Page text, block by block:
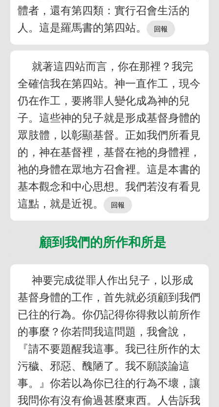
體者，還有第四類：實行召會生活的
人。這是羅馬書的第四站。
就著這四站而言，你在那裡？我完
全確信我在第四站。神一直作工，現今
仍在作工，要將罪人變化成為神的兒
子。這些神的兒子就是形成基督身體的
眾肢體，以彰顯基督。正如我們所看見
的，神在基督裡，基督在祂的身體裡，
祂的身體在眾地方召會裡。這是本書的
基本觀念和中心思想。我們若沒有看見
這點，就是近視。
顧到我們的所作和所是
神要完成從罪人作出兒子，以形成
基督身體的工作，首先就必須顧到我們
已往的行為。你仍記得你得救以前所作
的事麼？你若問我這問題，我會說，
『請不要題醒我這事。我已往所作的太
污穢、邪惡、醜陋了。我不願談論這
事。』你若以為你已往的行為不壞，讓
我問你有沒有偷過甚麼東西。人告訴我